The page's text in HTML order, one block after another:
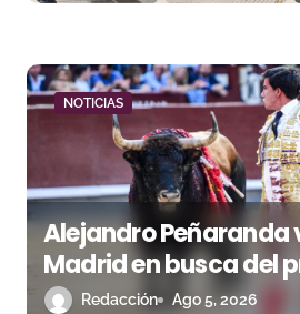
a
d
s
NOTICIAS
Alejandro Peñaranda
Madrid en busca del
le escapó en junio
Redacción Ago 5, 2026